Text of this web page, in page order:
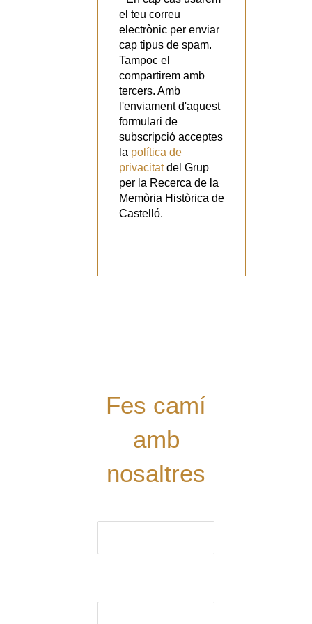
el teu correu
electrònic per enviar
cap tipus de spam.
Tampoc el
compartirem amb
tercers. Amb
l'enviament d'aquest
formulari de
subscripció acceptes
la política de
privacitatdel Grup
per la Recerca de la
Memòria Històrica de
Castelló.
Fes camí
amb
nosaltres